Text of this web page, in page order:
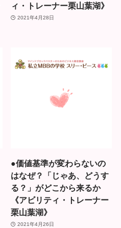
ィ・トレーナー栗山葉湖》
2021年4月28日
●価値基準が変わらないの
はなぜ？「じゃあ、どうす
る？」がどこから来るか
《アビリティ・トレーナー
栗山葉湖》
2021年4月26日